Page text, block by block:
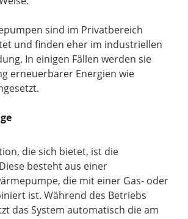
sind im Privatbereich
und finden eher im industriellen
In einigen Fällen werden sie
erneuerbarer Energien wie
die sich bietet, ist die
besteht aus einer
die mit einer Gas- oder
ist. Während des Betriebs
das System automatisch die am